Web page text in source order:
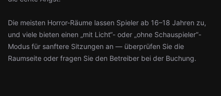
Die meisten Horror-Räume lassen Spieler ab 16–18 Jahren zu,
und viele bieten einen „mit Licht“- oder „ohne Schauspieler“-
Modus für sanftere Sitzungen an — überprüfen Sie die
Raumseite oder fragen Sie den Betreiber bei der Buchung.